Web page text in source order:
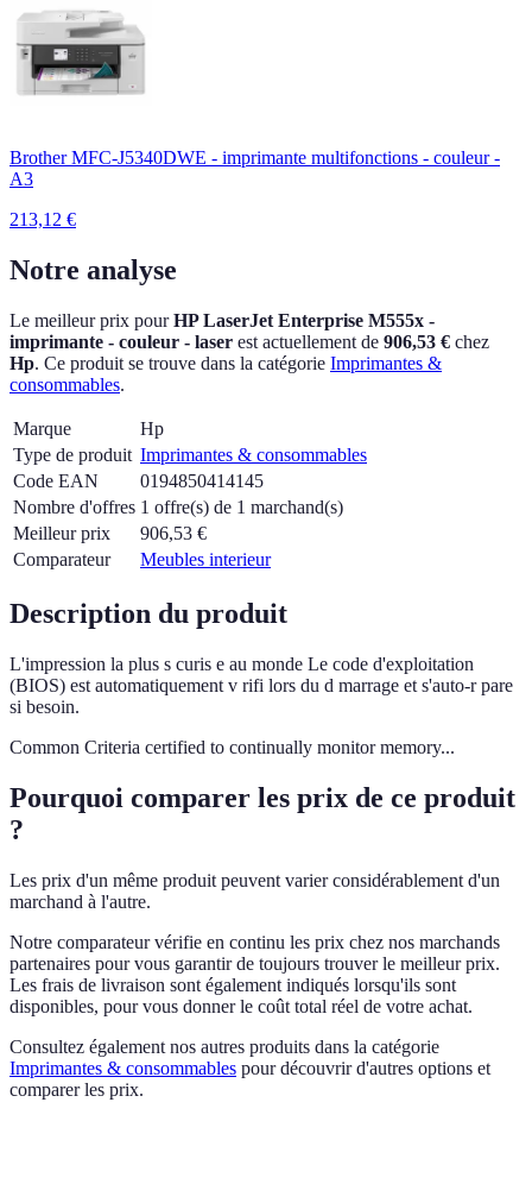
Brother MFC-J5340DWE - imprimante multifonctions - couleur -
A3
213,12 €
Notre analyse
Le meilleur prix pourHP LaserJet Enterprise M555x -
imprimante - couleur - laser est actuellement de 906,53 € chez
Hp. Ce produit se trouve dans la catégorie Imprimantes &
consommables.
Marque
Hp
Type de produit Imprimantes & consommables
Code EAN
0194850414145
Nombre d'offres 1 offre(s) de 1 marchand(s)
Meilleur prix
906,53 €
Comparateur
Meubles interieur
Description du produit
L'impression la plus s curis e au monde Le code d'exploitation
(BIOS) est automatiquement v rifi lors du d marrage et s'auto-r pare
si besoin.
Common Criteria certified to continually monitor memory...
Pourquoi comparer les prix de ce produit
?
Les prix d'un même produit peuvent varier considérablement d'un
marchand à l'autre.
Notre comparateur vérifie en continu les prix chez nos marchands
partenaires pour vous garantir de toujours trouver le meilleur prix.
Les frais de livraison sont également indiqués lorsqu'ils sont
disponibles, pour vous donner le coût total réel de votre achat.
Consultez également nos autres produits dans la catégorie
Imprimantes & consommables pour découvrir d'autres options et
comparer les prix.